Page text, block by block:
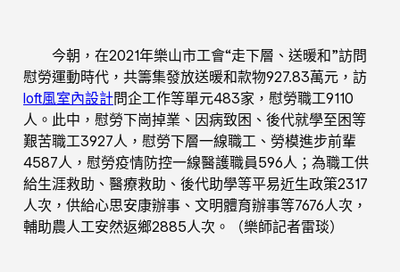
今朝，在2021年樂山市工會“走下層、送暖和”訪問
慰勞運動時代，共籌集發放送暖和款物927.83萬元，訪
loft風室內設計問企工作等單元483家，慰勞職工9110
人。此中，慰勞下崗掉業、因病致困、後代就學至困等
艱苦職工3927人，慰勞下層一線職工、勞模進步前輩
4587人，慰勞疫情防控一線醫護職員596人；為職工供
給生涯救助、醫療救助、後代助學等平易近生政策2317
人次，供給心思安康辦事、文明體育辦事等7676人次，
輔助農人工安然返鄉2885人次。（樂師記者雷琰）